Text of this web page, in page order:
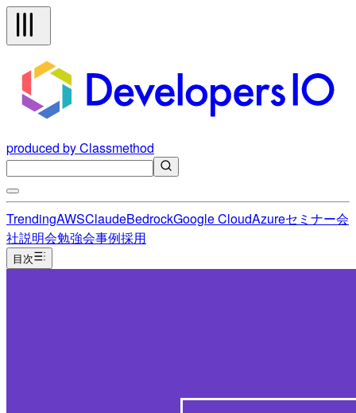
produced by Classmethod
TrendingAWSClaudeBedrockGoogle CloudAzureセミナー会
社説明会勉強会事例採用
目次